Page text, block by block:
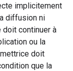
implicitement
diffusion ni
continuer à
ou la
doit
que la